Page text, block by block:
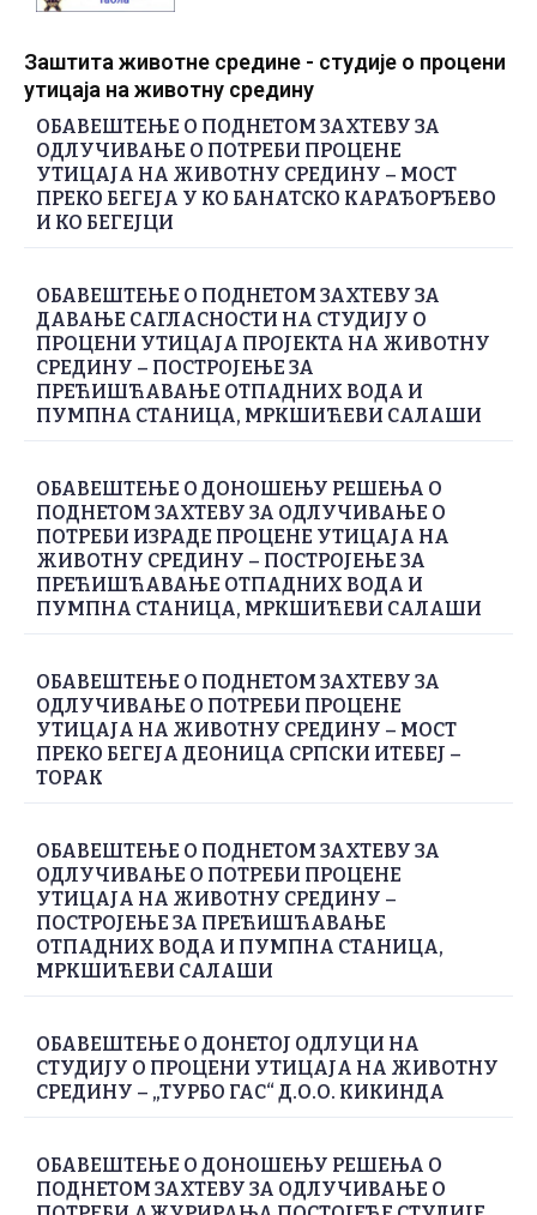
Заштита животне средине - студије о процени
утицаја на животну средину
ОБАВЕШТЕЊЕ О ПОДНЕТОМ ЗАХТЕВУ ЗА
ОДЛУЧИВАЊЕ О ПОТРЕБИ ПРОЦЕНЕ
УТИЦАЈА НА ЖИВОТНУ СРЕДИНУ – МОСТ
ПРЕКО БЕГЕЈА У КО БАНАТСКО КАРАЂОРЂЕВО
И КО БЕГЕЈЦИ
ОБАВЕШТЕЊЕ О ПОДНЕТОМ ЗАХТЕВУ ЗА
ДАВАЊЕ САГЛАСНОСТИ НА СТУДИЈУ О
ПРОЦЕНИ УТИЦАЈА ПРОЈЕКТА НА ЖИВОТНУ
СРЕДИНУ – ПОСТРОЈЕЊЕ ЗА
ПРЕЋИШЋАВАЊЕ ОТПАДНИХ ВОДА И
ПУМПНА СТАНИЦА, МРКШИЋЕВИ САЛАШИ
ОБАВЕШТЕЊЕ О ДОНОШЕЊУ РЕШЕЊА О
ПОДНЕТОМ ЗАХТЕВУ ЗА ОДЛУЧИВАЊЕ О
ПОТРЕБИ ИЗРАДЕ ПРОЦЕНЕ УТИЦАЈА НА
ЖИВОТНУ СРЕДИНУ – ПОСТРОЈЕЊЕ ЗА
ПРЕЋИШЋАВАЊЕ ОТПАДНИХ ВОДА И
ПУМПНА СТАНИЦА, МРКШИЋЕВИ САЛАШИ
ОБАВЕШТЕЊЕ О ПОДНЕТОМ ЗАХТЕВУ ЗА
ОДЛУЧИВАЊЕ О ПОТРЕБИ ПРОЦЕНЕ
УТИЦАЈА НА ЖИВОТНУ СРЕДИНУ – МОСТ
ПРЕКО БЕГЕЈА ДЕОНИЦА СРПСКИ ИТЕБЕЈ –
ТОРАК
ОБАВЕШТЕЊЕ О ПОДНЕТОМ ЗАХТЕВУ ЗА
ОДЛУЧИВАЊЕ О ПОТРЕБИ ПРОЦЕНЕ
УТИЦАЈА НА ЖИВОТНУ СРЕДИНУ –
ПОСТРОЈЕЊЕ ЗА ПРЕЋИШЋАВАЊЕ
ОТПАДНИХ ВОДА И ПУМПНА СТАНИЦА,
МРКШИЋЕВИ САЛАШИ
ОБАВЕШТЕЊЕ О ДОНЕТОЈ ОДЛУЦИ НА
СТУДИЈУ О ПРОЦЕНИ УТИЦАЈА НА ЖИВОТНУ
СРЕДИНУ – „ТУРБО ГАС“ Д.О.О. КИКИНДА
ОБАВЕШТЕЊЕ О ДОНОШЕЊУ РЕШЕЊА О
ПОДНЕТОМ ЗАХТЕВУ ЗА ОДЛУЧИВАЊЕ О